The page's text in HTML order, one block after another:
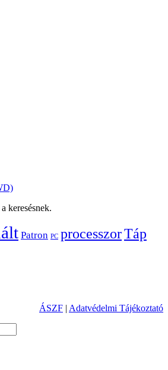
keresésnek.
Patron PC processzorTáp
ÁSZF | Adatvédelmi Tájékoztató